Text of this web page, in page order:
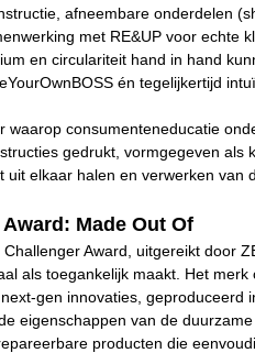
afneembare onderdelen
met RE&UP voor echte
en circulariteit hand in hand
én tegelijkertijd
waarop consumenteneducatie
gedrukt, vormgegeven als
elkaar halen en verwerken van
Made Out Of
Award, uitgereikt door
als toegankelijk maakt. Het
gen innovaties, geproduceerd
eigenschappen van de
producten die